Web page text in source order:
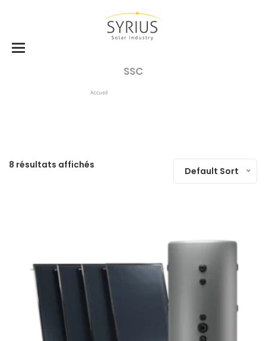
SSC
Accueil
8 résultats affichés
Default Sort